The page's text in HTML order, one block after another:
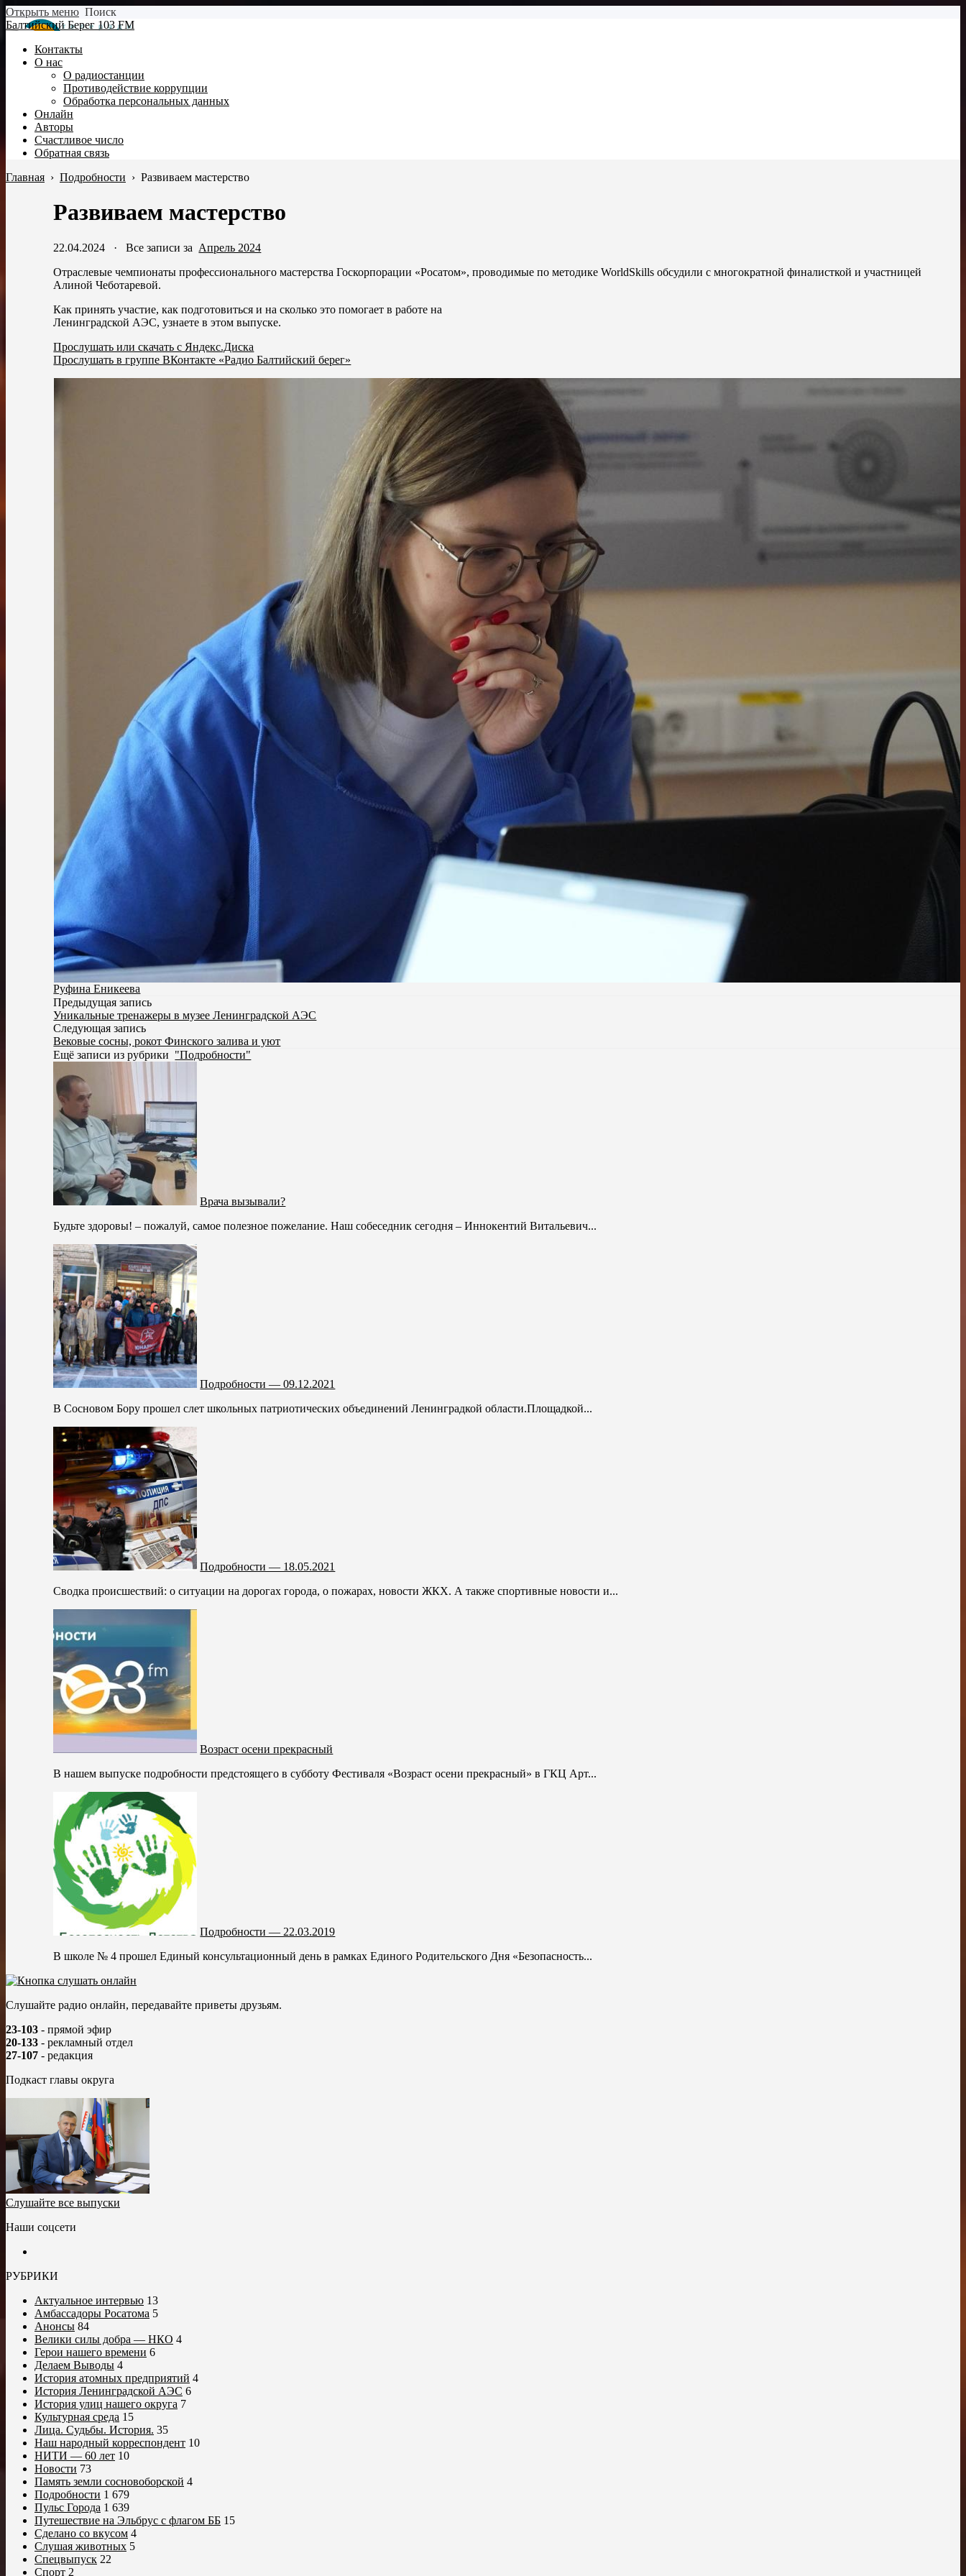
Открыть меню Поиск
Балтийский Берег 103 FM
Контакты
О нас
О радиостанции
Противодействие коррупции
Обработка персональных данных
Онлайн
Авторы
Счастливое число
Обратная связь
Главная › Подробности › Развиваем мастерство
Развиваем мастерство
22.04.2024 ·Все записи за Апрель 2024
Отраслевые чемпионаты профессионального мастерства Госкорпорации «Росатом», проводимые по методике WorldSkills обсудили с многократной финалисткой и участницей
Алиной Чеботаревой.
Как принять участие, как подготовиться и на сколько это помогает в работе на
Ленинградской АЭС, узнаете в этом выпуске.
Прослушать или скачать с Яндекс.Диска
Прослушать в группе ВКонтакте «Радио Балтийский берег»
Руфина Еникеева
Предыдущая запись
Уникальные тренажеры в музее Ленинградской АЭС
Следующая запись
Вековые сосны, рокот Финского залива и уют
Ещё записи из рубрики "Подробности"
Врача вызывали?
Будьте здоровы! – пожалуй, самое полезное пожелание. Наш собеседник сегодня – Иннокентий Витальевич...
Подробности — 09.12.2021
В Сосновом Бору прошел слет школьных патриотических объединений Ленинградкой области.Площадкой...
Подробности — 18.05.2021
Сводка происшествий: о ситуации на дорогах города, о пожарах, новости ЖКХ. А также спортивные новости и...
Возраст осени прекрасный
В нашем выпуске подробности предстоящего в субботу Фестиваля «Возраст осени прекрасный» в ГКЦ Арт...
Подробности — 22.03.2019
В школе № 4 прошел Единый консультационный день в рамках Единого Родительского Дня «Безопасность...
Слушайте радио онлайн, передавайте приветы друзьям.
23-103 - прямой эфир
20-133 - рекламный отдел
27-107 - редакция
Подкаст главы округа
Слушайте все выпуски
Наши соцсети
РУБРИКИ
Актуальное интервью 13
Амбассадоры Росатома 5
Анонсы 84
Велики силы добра — НКО 4
Герои нашего времени 6
Делаем Выводы 4
История атомных предприятий 4
История Ленинградской АЭС 6
История улиц нашего округа 7
Культурная среда 15
Лица. Судьбы. История. 35
Наш народный корреспондент 10
НИТИ — 60 лет 10
Новости 73
Память земли сосновоборской 4
Подробности 1 679
Пульс Города 1 639
Путешествие на Эльбрус с флагом ББ 15
Сделано со вкусом 4
Слушая животных 5
Спецвыпуск 22
Спорт 2